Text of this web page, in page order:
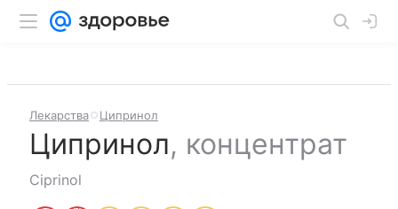
Лекарства Ципринол
Ципринол, концентрат
Ciprinol